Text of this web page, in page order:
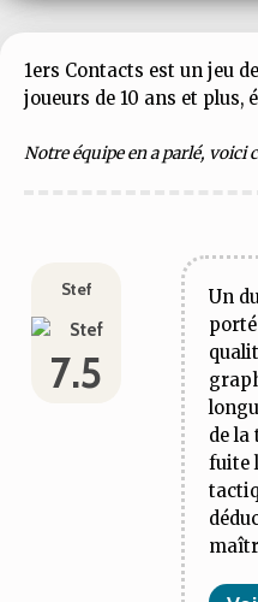
1ers Contacts est un jeu
joueurs de 10 ans et plus,
Notre équipe en a parlé, voici
Stef
7.5
Un
de la
fuite